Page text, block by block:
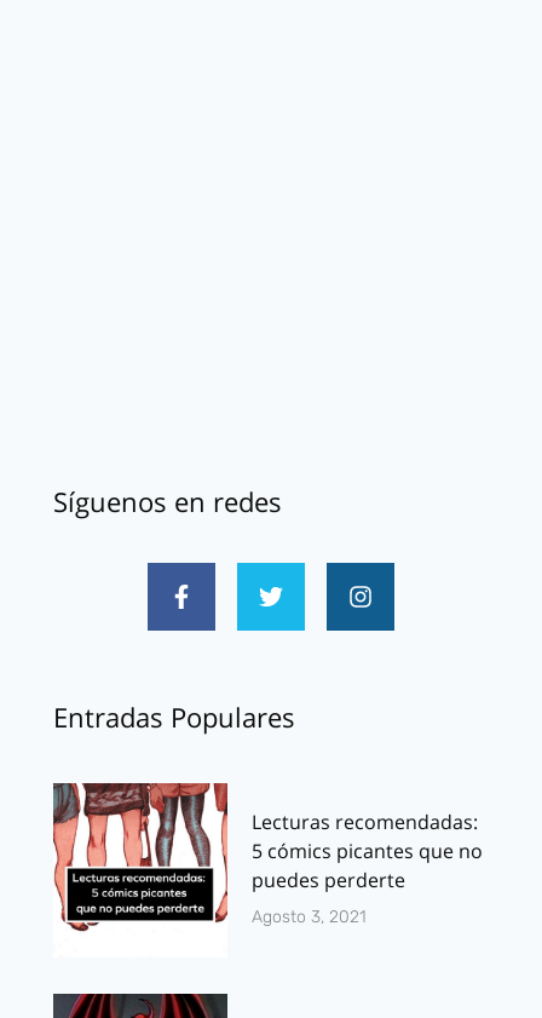
Síguenos en redes
Entradas Populares
Lecturas recomendadas:
5 cómics picantes que no
puedes perderte
Agosto 3, 2021